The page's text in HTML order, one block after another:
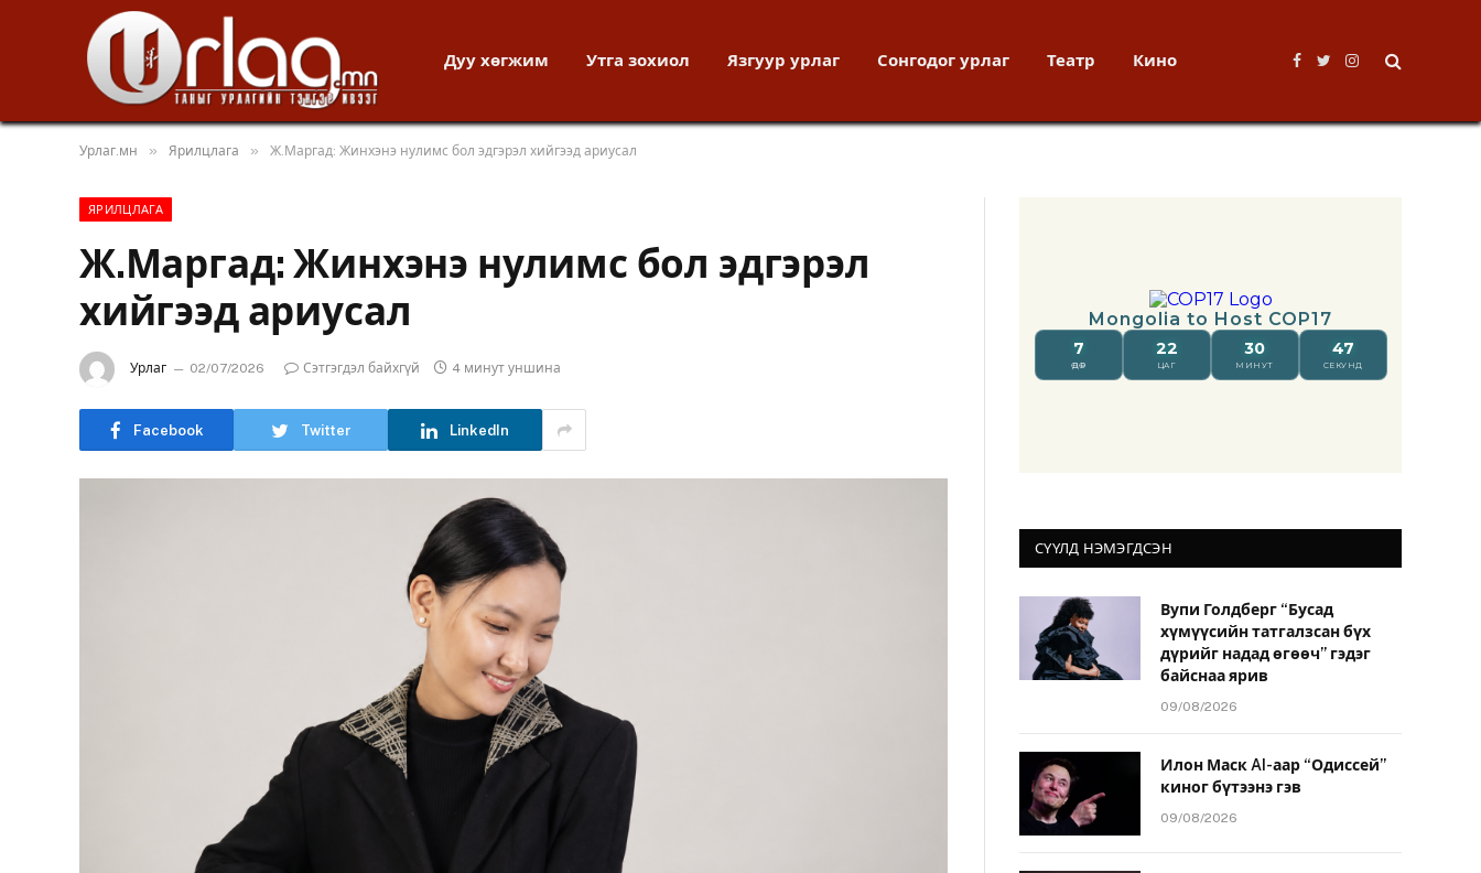
Дуу хөгжим Утга зохиол Язгуур урлаг Сонгодог урлаг Театр Кино
Facebook
TwitterInstagram
Урлаг.мн » Ярилцлага » Ж.Маргад: Жинхэнэ нулимс бол эдгэрэл хийгээд ариусал
ЯРИЛЦЛАГА
Ж.Маргад: Жинхэнэ нулимс бол эдгэрэл
хийгээд ариусал
Урлаг 02/07/2026 Сэтгэгдэл байхгүй 4 минут уншина
Facebook Twitter LinkedIn
СҮҮЛД НЭМЭГДСЭН
Вупи Голдберг “Бусад
хүмүүсийн татгалзсан бүх
дүрийг надад өгөөч” гэдэг
байснаа ярив
09/08/2026
Илон Маск AI-аар “Одиссей”
киног бүтээнэ гэв
09/08/2026